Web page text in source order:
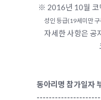
※ 2016년 10월 코
성인 등급(19세미만
자세한 사항은 공
코믹월드 회지
동아리명 참가일자